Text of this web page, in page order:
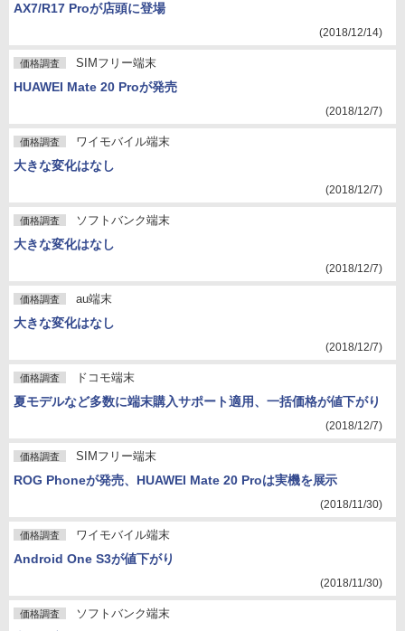
AX7/R17 Proが店頭に登場
(2018/12/14)
価格調査 SIMフリー端末
HUAWEI Mate 20 Proが発売
(2018/12/7)
価格調査 ワイモバイル端末
大きな変化はなし
(2018/12/7)
価格調査 ソフトバンク端末
大きな変化はなし
(2018/12/7)
価格調査 au端末
大きな変化はなし
(2018/12/7)
価格調査 ドコモ端末
夏モデルなど多数に端末購入サポート適用、一括価格が値下がり
(2018/12/7)
価格調査 SIMフリー端末
ROG Phoneが発売、HUAWEI Mate 20 Proは実機を展示
(2018/11/30)
価格調査 ワイモバイル端末
Android One S3が値下がり
(2018/11/30)
価格調査 ソフトバンク端末